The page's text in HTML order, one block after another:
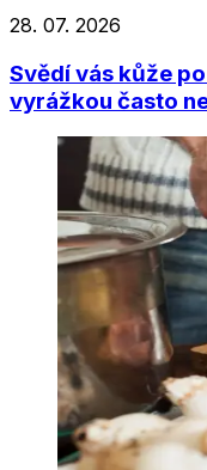
28. 07. 2026
Svědí vás kůže
vyrážkou často